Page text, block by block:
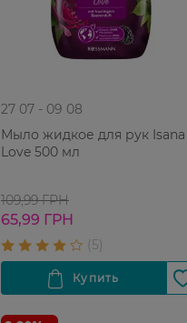
27 07 - 09 08
Мыло жидкое для рук Isana
Love 500 мл
109,99 ГРН
65,99 ГРН